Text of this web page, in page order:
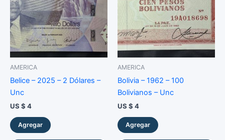
AMERICA
Belice – 2025 – 2 Dólares –
Unc
US $ 4
Agregar
AMERICA
Bolivia – 1962 – 100
Bolivianos – Unc
US $ 4
Agregar